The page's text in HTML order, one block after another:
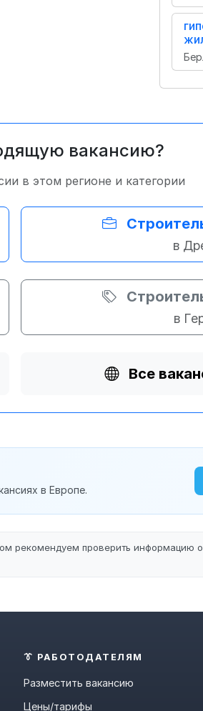
вакансию?
в этом регионе и категории
в
в
Все
в Европе.
рекомендуем проверить информацию
👔 РАБОТОДАТЕЛЯМ
Разместить вакансию
Цены/тарифы